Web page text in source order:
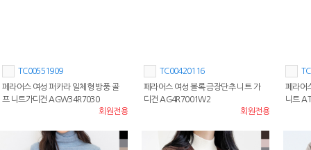
TC00551909
페라어스 여성 퍼카라 일체형 방풍 골
프 니트가디건 AGW34R7030
회원전용
TC00420116
페라어스 여성 볼록 금장단추 니트 가
디건 AG4R7001W2
회원전용
페라어
니트